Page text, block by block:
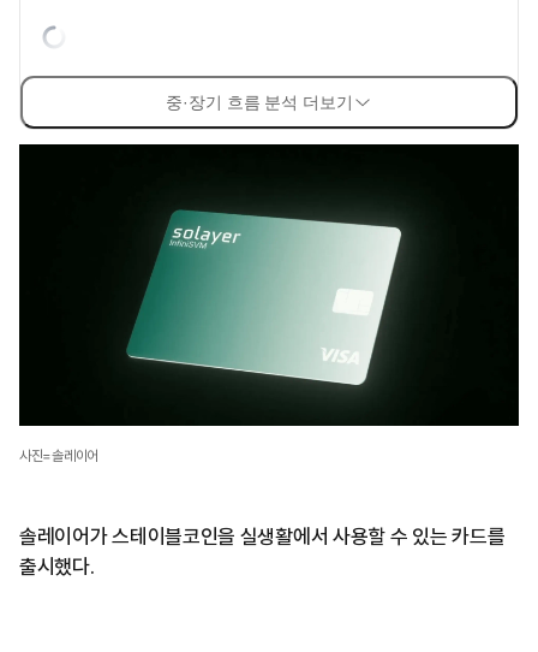
중·장기 흐름 분석 더보기
사진=솔레이어
솔레이어가 스테이블코인을 실생활에서 사용할 수 있는 카드를
출시했다.